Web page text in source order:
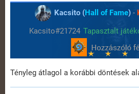
Kacsito (Hall of Fame)-
Kacsito#21724 Tapasztalt
Tényleg átlagol a korábbi döntések